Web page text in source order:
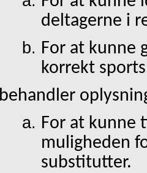
deltagerne i
For at kunne
korrekt
For at kunne
muligheden
substitutter.